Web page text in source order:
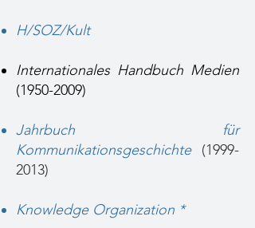
H/SOZ/Kult
Internationales Handbuch Medien
(1950-2009)
Jahrbuch für
Kommunikationsgeschichte
(1999-
2013)
Knowledge Organization *